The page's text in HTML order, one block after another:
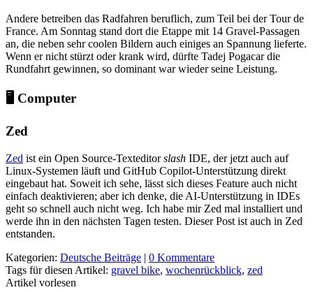
Andere betreiben das Radfahren beruflich, zum Teil bei der Tour de
France. Am Sonntag stand dort die Etappe mit 14 Gravel-Passagen
an, die neben sehr coolen Bildern auch einiges an Spannung lieferte.
Wenn er nicht stürzt oder krank wird, dürfte Tadej Pogacar die
Rundfahrt gewinnen, so dominant war wieder seine Leistung.
🖥️ Computer
Zed
Zed ist ein Open Source-Texteditorslash IDE, der jetzt auch auf
Linux-Systemen läuft und GitHub Copilot-Unterstützung direkt
eingebaut hat. Soweit ich sehe, lässt sich dieses Feature auch nicht
einfach deaktivieren; aber ich denke, die AI-Unterstützung in IDEs
geht so schnell auch nicht weg. Ich habe mir Zed mal installiert und
werde ihn in den nächsten Tagen testen. Dieser Post ist auch in Zed
entstanden.
Kategorien: Deutsche Beiträge | 0 Kommentare
Tags für diesen Artikel: gravel bike, wochenrückblick, zed
Artikel vorlesen